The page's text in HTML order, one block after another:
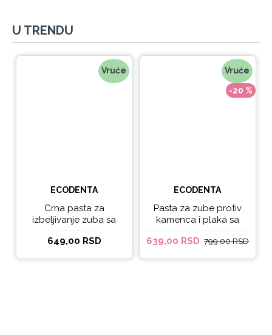
U TRENDU
Vruće
ECODENTA
Crna pasta za
izbeljivanje zuba sa
ukusom narandže
Ecodenta 100 ml
649,00 RSD
Vruće
-20 %
ECODENTA
Pasta za zube protiv
kamenca i plaka sa
kokosovim uljem
Ecodenta ORGANIC
639,00 RSD 799,00 RSD